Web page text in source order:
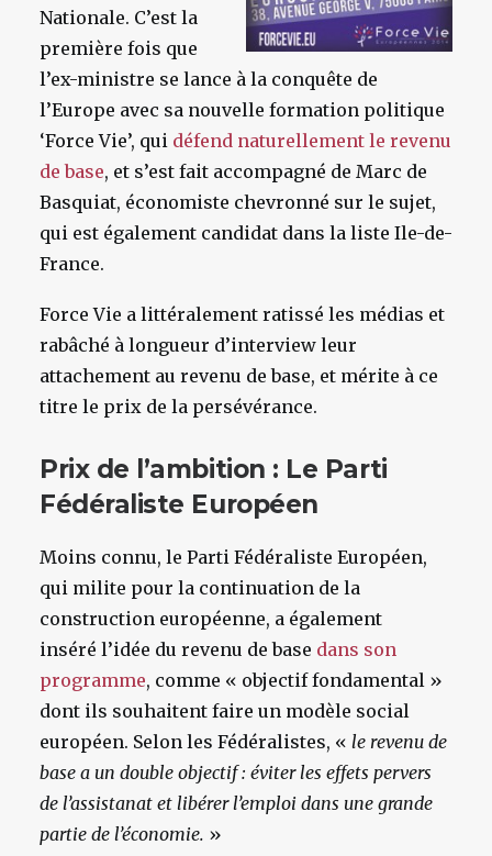
Nationale. C’est la
première fois que
l’ex-ministre se lance à la conquête de
l’Europe avec sa nouvelle formation politique
‘Force Vie’, qui défend naturellement le revenu
de base, et s’est fait accompagné de Marc de
Basquiat, économiste chevronné sur le sujet,
qui est également candidat dans la liste Ile-de-
France.
Force Vie a littéralement ratissé les médias et
rabâché à longueur d’interview leur
attachement au revenu de base, et mérite à ce
titre le prix de la persévérance.
Prix de l’ambition : Le Parti
Fédéraliste Européen
Moins connu, le Parti Fédéraliste Européen,
qui milite pour la continuation de la
construction européenne, a également
inséré l’idée du revenu de base dans son
programme, comme « objectif fondamental »
dont ils souhaitent faire un modèle social
européen. Selon les Fédéralistes, « le revenu de
base a un double objectif : éviter les effets pervers
de l’assistanat et libérer l’emploi dans une grande
partie de l’économie. »